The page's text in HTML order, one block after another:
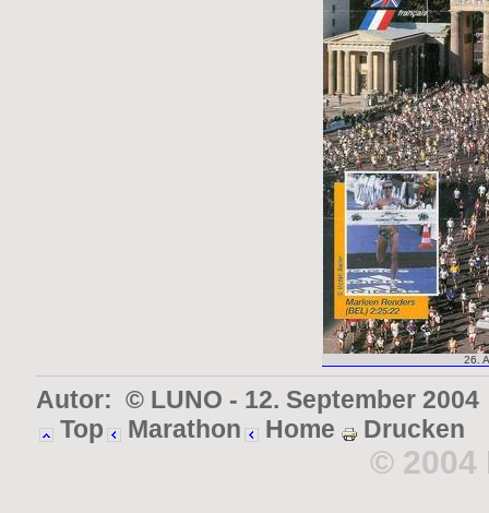
26.
Autor: © LUNO - 12. September 2004
Top
Marathon Home Drucken
© 2004